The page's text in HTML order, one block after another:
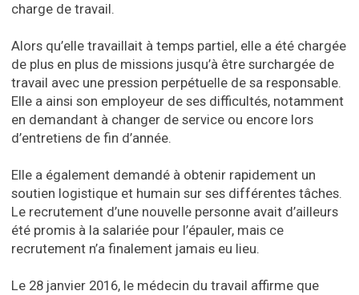
charge de travail.
Alors qu’elle travaillait à temps partiel, elle a été chargée
de plus en plus de missions jusqu’à être surchargée de
travail avec une pression perpétuelle de sa responsable.
Elle a ainsi son employeur de ses difficultés, notamment
en demandant à changer de service ou encore lors
d’entretiens de fin d’année.
Elle a également demandé à obtenir rapidement un
soutien logistique et humain sur ses différentes tâches.
Le recrutement d’une nouvelle personne avait d’ailleurs
été promis à la salariée pour l’épauler, mais ce
recrutement n’a finalement jamais eu lieu.
Le 28 janvier 2016, le médecin du travail affirme que